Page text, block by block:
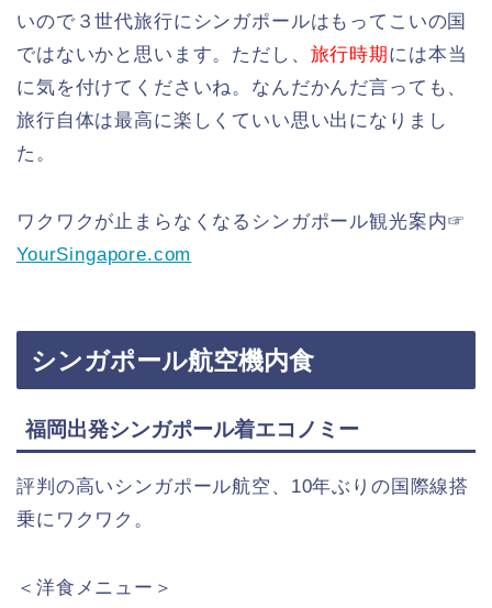
いので３世代旅行にシンガポールはもってこいの国
ではないかと思います。ただし、 旅行時期には本当
に気を付けてくださいね。なんだかんだ言っても、
旅行自体は最高に楽しくていい思い出になりまし
た。
ワクワクが止まらなくなるシンガポール観光案内☞
YourSingapore.com
シンガポール航空機内食
福岡出発シンガポール着エコノミー
評判の高いシンガポール航空、10年ぶりの国際線搭
乗にワクワク。
＜洋食メニュー＞